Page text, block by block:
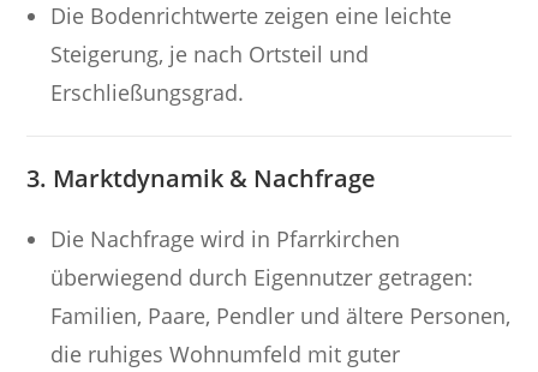
Die Bodenrichtwerte zeigen eine leichte
Steigerung, je nach Ortsteil und
Erschließungsgrad.
3. Marktdynamik & Nachfrage
Die Nachfrage wird in Pfarrkirchen
überwiegend durch Eigennutzer getragen:
Familien, Paare, Pendler und ältere Personen,
die ruhiges Wohnumfeld mit guter